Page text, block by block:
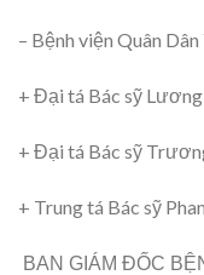
– Bệnh viện Quân
+ Đại tá Bác sỹ
+ Đại tá Bác sỹ
+ Trung tá Bác sỹ
BAN GIÁM ĐỐC